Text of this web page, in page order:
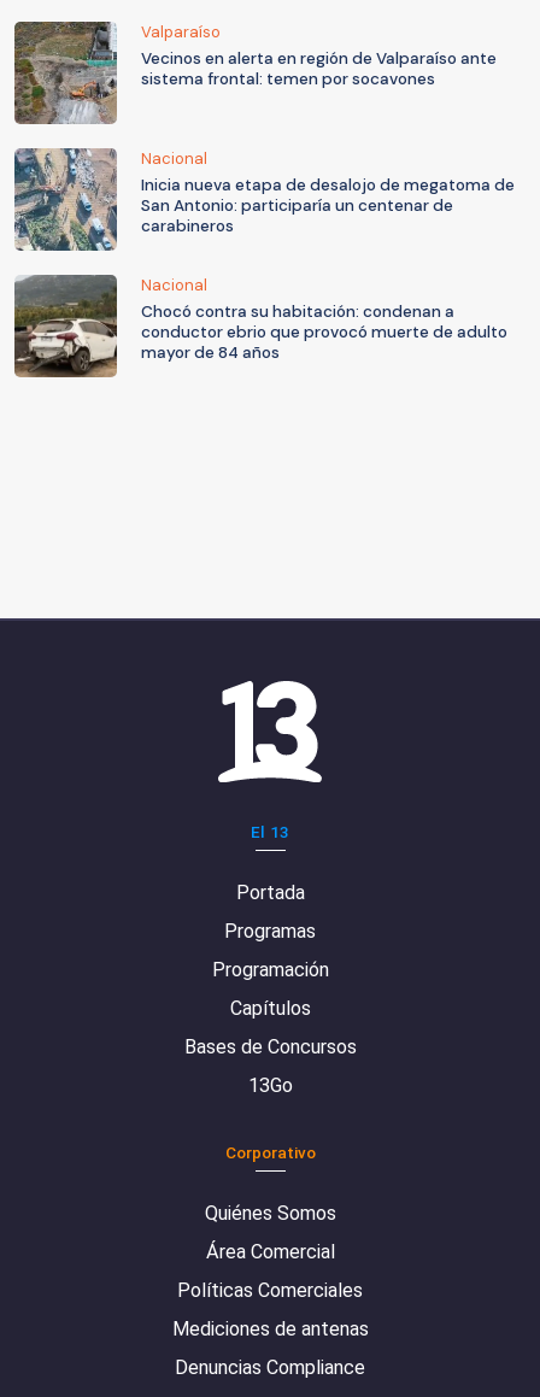
Valparaíso
Vecinos en alerta en región de Valparaíso ante
sistema frontal: temen por socavones
Nacional
Inicia nueva etapa de desalojo de megatoma de
San Antonio: participaría un centenar de
carabineros
Nacional
Chocó contra su habitación: condenan a
conductor ebrio que provocó muerte de adulto
mayor de 84 años
El 13
Portada
Programas
Programación
Capítulos
Bases de Concursos
13Go
Corporativo
Quiénes Somos
Área Comercial
Políticas Comerciales
Mediciones de antenas
Denuncias Compliance